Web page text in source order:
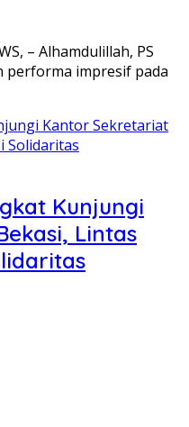
– Alhamdulillah, PS
performa impresif pada
Kunjungi
Lintas